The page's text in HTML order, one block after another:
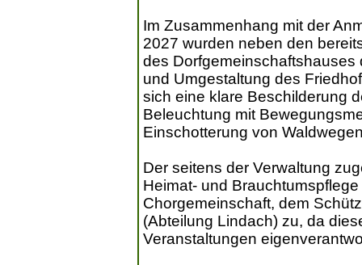
Im Zusammenhang mit der
2027 wurden neben den
des
und Umgestaltung des
sich eine klare Beschilderung
Beleuchtung mit
Einschotterung von
Der seitens der Verwaltung
Heimat- und
Chorgemeinschaft, dem
(Abteilung Lindach) zu, da
Veranstaltungen